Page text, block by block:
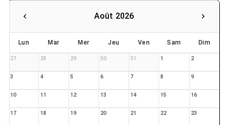
Août 2026
Lun Mar Mer Jeu Ven Sam Dim
27 28 29 30 31 1 2
3 4 5 6 7 8 9
10 11 12 13 14 15 16
17 18 19 20 21 22 23